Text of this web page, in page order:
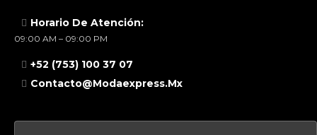
Horario De Atención:
09:00 AM – 09:00 PM
+52 (753) 100 37 07
Contacto@modaexpress.mx